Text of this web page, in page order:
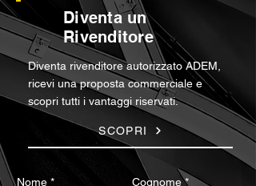
Diventa un
Rivenditore
Diventa rivenditore autorizzato ADEM,
ricevi una proposta commerciale e
scopri tutti i vantaggi riservati.
SCOPRI
Nome * Cognome *